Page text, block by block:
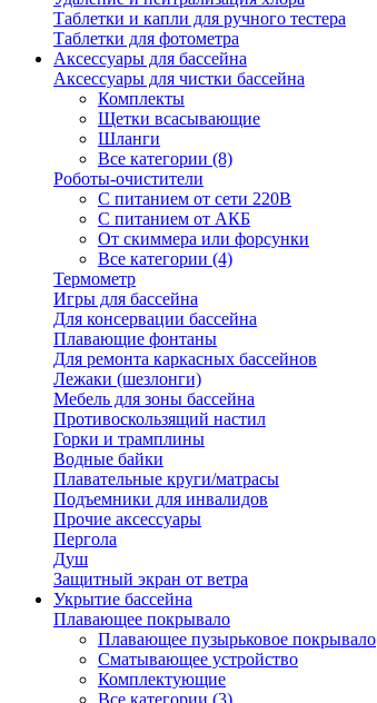
Таблетки и капли для ручного тестера
Таблетки для фотометра
Аксессуары для бассейна
Аксессуары для чистки бассейна
Комплекты
Щетки всасывающие
Шланги
Все категории (8)
Роботы-очистители
С питанием от сети 220В
С питанием от АКБ
От скиммера или форсунки
Все категории (4)
Термометр
Игры для бассейна
Для консервации бассейна
Плавающие фонтаны
Для ремонта каркасных бассейнов
Лежаки (шезлонги)
Мебель для зоны бассейна
Противоскользящий настил
Горки и трамплины
Водные байки
Плавательные круги/матрасы
Подъемники для инвалидов
Прочие аксессуары
Пергола
Душ
Защитный экран от ветра
Укрытие бассейна
Плавающее покрывало
Плавающее пузырьковое покрывало
Сматывающее устройство
Комплектующие
Все категории (3)